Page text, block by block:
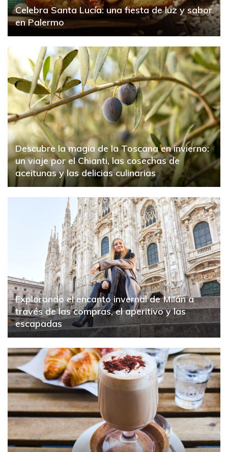
Celebra Santa Lucía: una fiesta de luz y sabor
en Palermo
Descubre la magia de la Toscana en invierno:
un viaje por el Chianti, las cosechas de
aceitunas y las delicias culinarias
Explorando el encanto invernal de Milán a
través de las compras, el aperitivo y las
escapadas